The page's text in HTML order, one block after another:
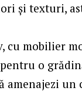
și texturi,
cu mobilier
o
un